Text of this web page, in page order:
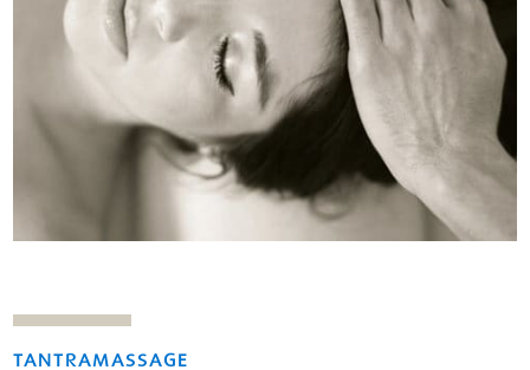
TANTRAMASSAGE